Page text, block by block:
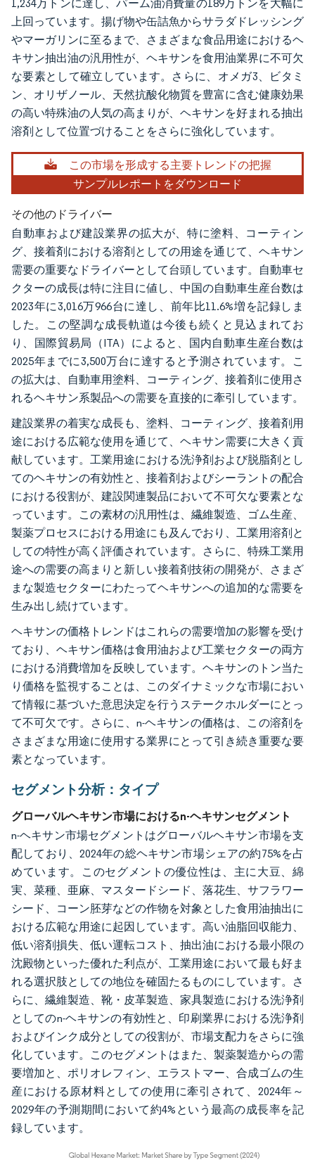
1,234万トンに達し、パーム油消費量の189万トンを大幅に
上回っています。揚げ物や缶詰魚からサラダドレッシング
やマーガリンに至るまで、さまざまな食品用途におけるヘ
キサン抽出油の汎用性が、ヘキサンを食用油業界に不可欠
な要素として確立しています。さらに、オメガ3、ビタミ
ン、オリザノール、天然抗酸化物質を豊富に含む健康効果
の高い特殊油の人気の高まりが、ヘキサンを好まれる抽出
溶剤として位置づけることをさらに強化しています。
この市場を形成する主要トレンドの把握
サンプルレポートをダウンロード
その他のドライバー
自動車および建設業界の拡大が、特に塗料、コーティン
グ、接着剤における溶剤としての用途を通じて、ヘキサン
需要の重要なドライバーとして台頭しています。自動車セ
クターの成長は特に注目に値し、中国の自動車生産台数は
2023年に3,016万966台に達し、前年比11.6%増を記録しま
した。この堅調な成長軌道は今後も続くと見込まれてお
り、国際貿易局（ITA）によると、国内自動車生産台数は
2025年までに3,500万台に達すると予測されています。こ
の拡大は、自動車用塗料、コーティング、接着剤に使用さ
れるヘキサン系製品への需要を直接的に牽引しています。
建設業界の着実な成長も、塗料、コーティング、接着剤用
途における広範な使用を通じて、ヘキサン需要に大きく貢
献しています。工業用途における洗浄剤および脱脂剤とし
てのヘキサンの有効性と、接着剤およびシーラントの配合
における役割が、建設関連製品において不可欠な要素とな
っています。この素材の汎用性は、繊維製造、ゴム生産、
製薬プロセスにおける用途にも及んでおり、工業用溶剤と
しての特性が高く評価されています。さらに、特殊工業用
途への需要の高まりと新しい接着剤技術の開発が、さまざ
まな製造セクターにわたってヘキサンへの追加的な需要を
生み出し続けています。
ヘキサンの価格トレンドはこれらの需要増加の影響を受け
ており、ヘキサン価格は食用油および工業セクターの両方
における消費増加を反映しています。ヘキサンのトン当た
り価格を監視することは、このダイナミックな市場におい
て情報に基づいた意思決定を行うステークホルダーにとっ
て不可欠です。さらに、n-ヘキサンの価格は、この溶剤を
さまざまな用途に使用する業界にとって引き続き重要な要
素となっています。
セグメント分析：タイプ
グローバルヘキサン市場におけるn-ヘキサンセグメント
n-ヘキサン市場セグメントはグローバルヘキサン市場を支
配しており、2024年の総ヘキサン市場シェアの約75%を占
めています。このセグメントの優位性は、主に大豆、綿
実、菜種、亜麻、マスタードシード、落花生、サフラワー
シード、コーン胚芽などの作物を対象とした食用油抽出に
おける広範な用途に起因しています。高い油脂回収能力、
低い溶剤損失、低い運転コスト、抽出油における最小限の
沈殿物といった優れた利点が、工業用途において最も好ま
れる選択肢としての地位を確固たるものにしています。さ
らに、繊維製造、靴・皮革製造、家具製造における洗浄剤
としてのn-ヘキサンの有効性と、印刷業界における洗浄剤
およびインク成分としての役割が、市場支配力をさらに強
化しています。このセグメントはまた、製薬製造からの需
要増加と、ポリオレフィン、エラストマー、合成ゴムの生
産における原材料としての使用に牽引されて、2024年～
2029年の予測期間において約4%という最高の成長率を記
録しています。